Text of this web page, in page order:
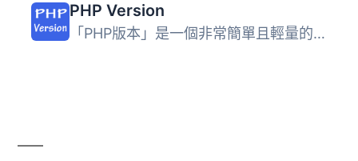
PHP Version
「PHP版本」是一個非常簡單且輕量的外掛，可幫助您在WordPres...